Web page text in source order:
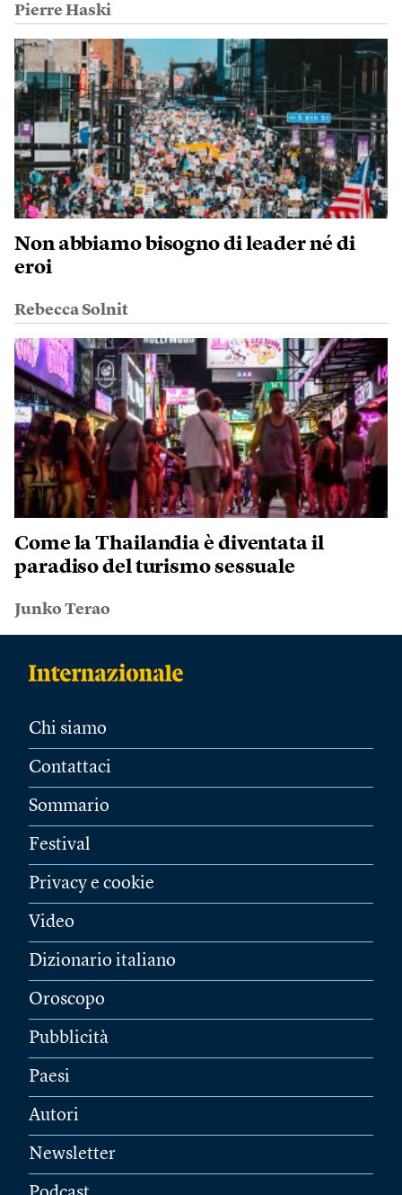
Pierre Haski
Non abbiamo bisogno di leader né di
eroi
Rebecca Solnit
Come la Thailandia è diventata il
paradiso del turismo sessuale
Junko Terao
Chi siamo
Contattaci
Sommario
Festival
Privacy e cookie
Video
Dizionario italiano
Oroscopo
Pubblicità
Paesi
Autori
Newsletter